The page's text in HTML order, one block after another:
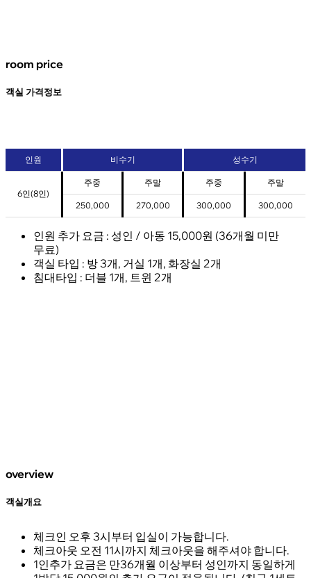
room price
객실 가격정보
인원 비수기 성수기
6인(8인)
주중 주말 주중 주말
250,000 270,000 300,000 300,000
인원 추가 요금 : 성인 / 아동 15,000원 (36개월 미만
무료)
객실 타입 : 방 3개, 거실 1개, 화장실 2개
침대타입 : 더블 1개, 트윈 2개
overview
객실개요
체크인 오후 3시부터 입실이 가능합니다.
체크아웃 오전 11시까지 체크아웃을 해주셔야 합니다.
1인추가 요금은 만36개월 이상부터 성인까지 동일하게